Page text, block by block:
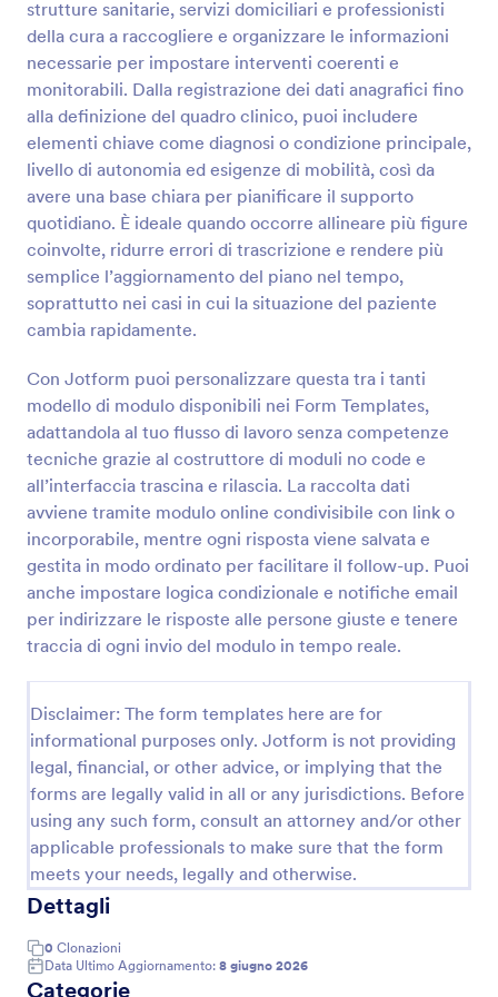
strutture sanitarie, servizi domiciliari e professionisti
della cura a raccogliere e organizzare le informazioni
necessarie per impostare interventi coerenti e
monitorabili. Dalla registrazione dei dati anagrafici fino
alla definizione del quadro clinico, puoi includere
elementi chiave come diagnosi o condizione principale,
livello di autonomia ed esigenze di mobilità, così da
avere una base chiara per pianificare il supporto
quotidiano. È ideale quando occorre allineare più figure
coinvolte, ridurre errori di trascrizione e rendere più
semplice l’aggiornamento del piano nel tempo,
soprattutto nei casi in cui la situazione del paziente
cambia rapidamente.
Con Jotform puoi personalizzare questa tra i tanti
modello di modulo disponibili nei Form Templates,
adattandola al tuo flusso di lavoro senza competenze
tecniche grazie al costruttore di moduli no code e
all’interfaccia trascina e rilascia. La raccolta dati
avviene tramite modulo online condivisibile con link o
incorporabile, mentre ogni risposta viene salvata e
gestita in modo ordinato per facilitare il follow-up. Puoi
anche impostare logica condizionale e notifiche email
per indirizzare le risposte alle persone giuste e tenere
traccia di ogni invio del modulo in tempo reale.
Disclaimer: The form templates here are for
informational purposes only. Jotform is not providing
legal, financial, or other advice, or implying that the
forms are legally valid in all or any jurisdictions. Before
using any such form, consult an attorney and/or other
applicable professionals to make sure that the form
meets your needs, legally and otherwise.
Dettagli
0 Clonazioni
Data Ultimo Aggiornamento: 8 giugno 2026
Categorie
Anteprima
Modulo Di Registrazione Anamnesi
Un Modulo di Registrazione Anamnesi viene
utilizzato dagli operatori sanitari per raccogliere
l'anamnesi del paziente, gli interventi chirurgici
passati, la genetica e i sintomi. Raccogli l'anamnesi e
altre informazioni sui tuoi pazienti attraverso un
Modulo di Registrazione Anamnesi online sicuro.
sostituisci i campi del modulo per adattarlo alla tua
attività. Con il Costruttore di Moduli gratuito di
Jotform, puoi passare da un modulo vuoto a un
modulo di registrazione completo in pochi secondi.
Se devi compilare il modulo con i pazienti di
persona, puoi facilmente condividere con loro un
link per compilarlo dal loro computer o dispositivo
mobile. È anche possibile aggiungere una foto del
paziente! Se utilizzi Dropbox, Google Drive o
Microsoft OneDrive per archiviare le informazioni
mediche, puoi usare una delle integrazioni gratuite
di Jotform per inviare le risposte al modulo
automaticamente ai tuoi altri account. Mantieni
Go to Category:
Moduli Assistenza Sanitaria
Usa Template
Anteprima